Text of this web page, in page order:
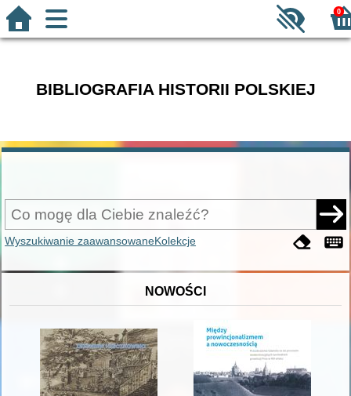
0
BIBLIOGRAFIA HISTORII POLSKIEJ
Wyszukiwanie zaawansowaneKolekcje
NOWOŚCI